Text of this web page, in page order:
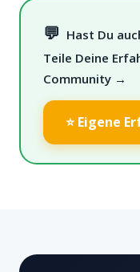
💬 Hast Du
Teile Deine
Community →
⭐ Eigene